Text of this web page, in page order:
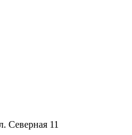
Северная 11